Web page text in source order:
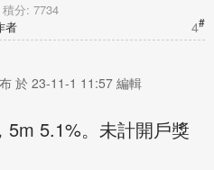
積分: 7734
4#
者
於 23-11-1 11:57 編輯
5.1%。未計開戶獎